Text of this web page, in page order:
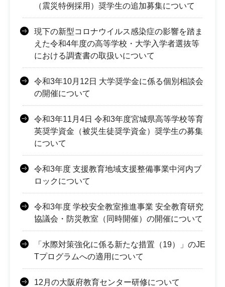
（震災特例採用）奨学生の追加募集について
現下の新型コロナウイルス感染症の影響を踏ま
えた令和4年度の高等学校・大学入学者選抜等
における調査書の取扱いについて
令和3年10月12日 大学奨学金に係る個別相談会
の開催について
令和3年11月4日 令和3年度宮城県高等学校等育
英奨学資金（被災生徒奨学資金）奨学生の募集
について
令和3年度 支援教育地域支援整備事業中河内ブ
ロックについて
令和3年度 学校安全教室推進事業 安全教育研究
協議会・防災教室（同時開催）の開催について
「水際対策強化に係る新たな措置（19）」のJE
Tプログラムへの適用について
12月の大阪府教育センター研修について